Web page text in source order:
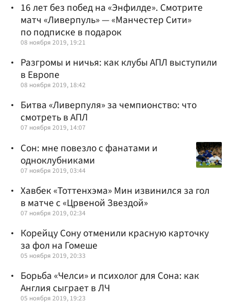
16 лет без побед на «Энфилде». Смотрите
матч «Ливерпуль» — «Манчестер Сити»
по подписке в подарок
08 ноября 2019, 19:21
Разгромы и ничья: как клубы АПЛ выступили
в Европе
08 ноября 2019, 18:42
Битва «Ливерпуля» за чемпионство: что
смотреть в АПЛ
07 ноября 2019, 14:07
Сон: мне повезло с фанатами и
одноклубниками
07 ноября 2019, 03:44
Хавбек «Тоттенхэма» Мин извинился за гол
в матче с «Црвеной Звездой»
07 ноября 2019, 02:34
Корейцу Сону отменили красную карточку
за фол на Гомеше
05 ноября 2019, 20:33
Борьба «Челси» и психолог для Сона: как
Англия сыграет в ЛЧ
05 ноября 2019, 19:23